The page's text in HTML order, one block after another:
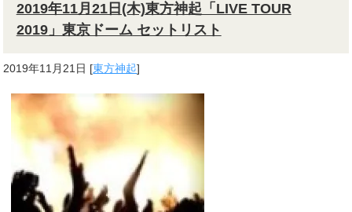
2019年11月21日(木)東方神起「LIVE TOUR
2019」東京ドーム セットリスト
2019年11月21日 [東方神起]